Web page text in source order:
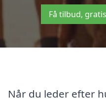
Få tilbud,
Når du leder efter